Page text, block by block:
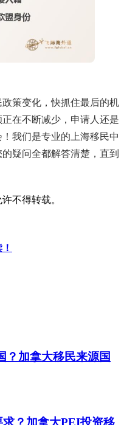
策变化，快抓住最后的机
在不断减少，申请人还是
我们是专业的上海移民中
疑问全都解答清楚，直到
不得转载。
？加拿大移民来源国
？加拿大PEI投资移